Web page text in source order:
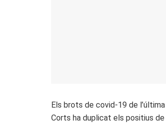
Els brots de covid-19 de
Corts ha duplicat els positius de